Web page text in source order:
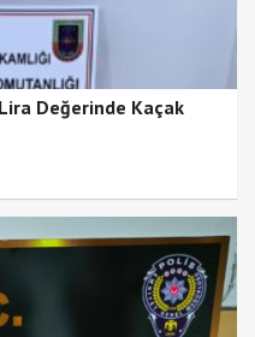
Değerinde Kaçak